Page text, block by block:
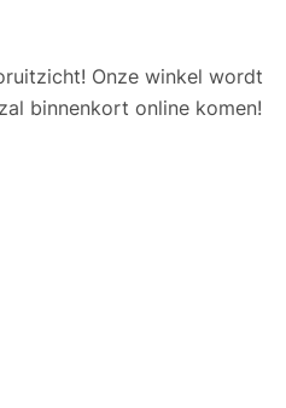
Onze winkel wordt
binnenkort online komen!